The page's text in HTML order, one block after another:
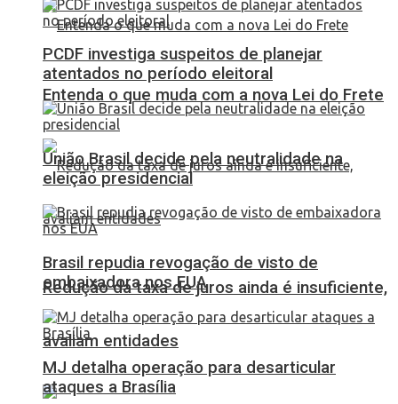
Entenda o que muda com a nova Lei do Frete
Redução da taxa de juros ainda é insuficiente,
avaliam entidades
PCDF investiga suspeitos de planejar
atentados no período eleitoral
União Brasil decide pela neutralidade na
eleição presidencial
Brasil repudia revogação de visto de
embaixadora nos EUA
MJ detalha operação para desarticular
ataques a Brasília